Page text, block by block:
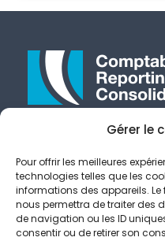
Gérer le
Pour offrir les meilleures
technologies telles que les
informations des appareils.
nous permettra de traiter des
de navigation ou les ID
consentir ou de retirer son
Suivez-Nous
PARIS